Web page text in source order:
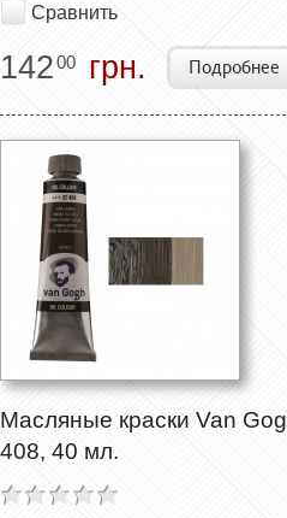
Сравнить
14200 грн. Подробнее
Масляные краски Van
408, 40 мл.